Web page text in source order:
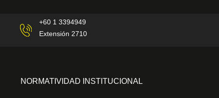
+60 1 3394949
Extensión 2710
NORMATIVIDAD INSTITUCIONAL